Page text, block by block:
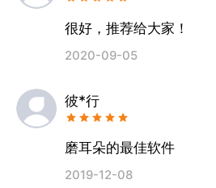
很好，推荐给大家！
2020-09-05
彼*行
磨耳朵的最佳软件
2019-12-08